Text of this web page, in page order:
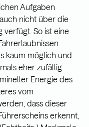
Aufgaben
nicht über die
So ist eine
kaum möglich und
eher zufällig.
Energie des
vom
dass dieser
erkennt,